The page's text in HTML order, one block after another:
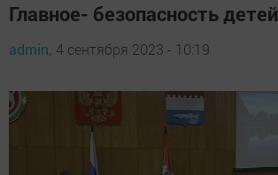
Главное- безопасность детей
admin, 4 сентября 2023 - 10:19